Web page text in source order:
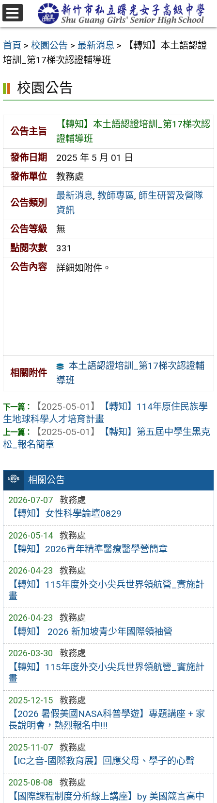
跳
至
要
內
區
首頁 > 校園公告 > 最新消息 >
【轉知】本土語認證
培訓_第17梯次認證輔導班
相關公告
2026-07-07 教務處
【轉知】女性科學論壇0829
2026-05-14 教務處
【轉知】2026青年精準醫療醫學營簡章
2026-04-23 教務處
【轉知】115年度外交小尖兵世界領航營_實施計
畫
2026-04-23 教務處
【轉知】 2026 新加坡青少年國際領袖營
2026-03-30 教務處
【轉知】115年度外交小尖兵世界領航營_實施計
畫
2025-12-15 教務處
【2026 暑假美國NASA科普學遊】專題講座 + 家
長說明會，熱烈報名中!!!
2025-11-07 教務處
【IC之音-國際教育展】回應父母、學子的心聲
2025-08-08 教務處
【國際課程制度分析線上講座】by 美國箴言高中
校園公告
公告主旨
【轉知】本土語認證培訓_第17梯次認
證輔導班
發佈日期
2025 年 5 月 01 日
發佈單位
教務處
公告類別
最新消息,教師專區, 師生研習及營隊
資訊
公告等級
無
點閱次數
331
公告內容
詳細如附件。
相關附件
本土語認證培訓_第17梯次認證輔
導班
【2025-05-01】
【轉知】114年原住民族學
生地球科學人才培育計畫
【2025-05-01】
【轉知】第五屆中學生黑克
松_報名簡章
選
單